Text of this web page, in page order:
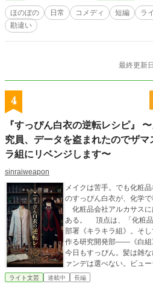
ほのぼの 日常 コメディ 短編 ラ
勘違い
最終更新
4
『すっぴん白衣の逆転レシピ』
究員、データを盗まれたのでザ
ラ組にリベンジします〜
sinraiweapon
メイクは苦手。でも化粧
のすっぴん白衣が、化学
化粧品会社アルカサス
ある。 頂点は、「化粧品は見せ方が九割！」を信じる花形
部署《キラキラ組》。そ
作る研究開発部――《白組》。 白組の研究員・湊
今日もすっぴん。髪は雑
ァンデは選べない。ビュ
える。 なのに、人の肌を
ライト文芸 連載中 長編